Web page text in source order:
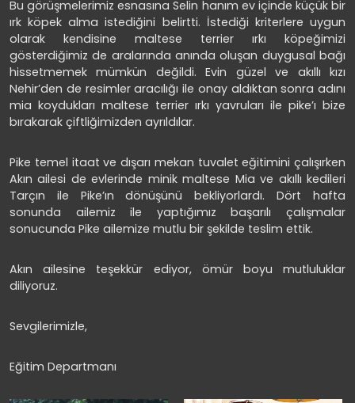
Bu görüşmelerimiz esnasına Selin hanım ev içinde küçük bir
ırk köpek alma istediğini belirtti. İstediği kriterlere uygun
olarak kendisine maltese terrier ırkı köpeğimizi
gösterdiğimiz de aralarında anında oluşan duygusal bağı
hissetmemek mümkün değildi. Evin güzel ve akıllı kızı
Nehir’den de resimler aracılığı ile onay aldıktan sonra adını
mia koydukları maltese terrier ırkı yavruları ile pike’ı bize
bırakarak çiftliğimizden ayrıldılar.
Pike temel itaat ve dışarı mekan tuvalet eğitimini çalışırken
Akın ailesi de evlerinde minik maltese Mia ve akıllı kedileri
Tarçın ile Pike’ın dönüşünü bekliyorlardı. Dört hafta
sonunda ailemiz ile yaptığımız başarılı çalışmalar
sonucunda Pike ailemize mutlu bir şekilde teslim ettik.
Akın ailesine teşekkür ediyor, ömür boyu mutluluklar
diliyoruz.
Sevgilerimizle,
Eğitim Departmanı